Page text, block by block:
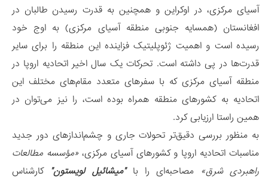
آسیای مرکزی، در اوکراین و همچنین به قدرت رسیدن طالبان در
افغانستان (همسایه جنوبی منطقه آسیای مرکزی) به اوج خود
رسیده است و اهمیت ژئوپلیتیک فزاینده این منطقه را برای سایر
قدرت‌ها در پی داشته است. تحرکات یک سال اخیر اتحادیه اروپا در
منطقه آسیای مرکزی که با سفرهای متعدد مقام‌های مختلف این
اتحادیه به کشورهای منطقه همراه بوده است، را نیز می‌توان در
همین راستا ارزیابی کرد.
به منظور بررسی دقیق‌تر تحولات جاری و چشم‌اندازهای دور جدید
مناسبات اتحادیه اروپا و کشورهای آسیای مرکزی،«مؤسسه مطالعات
راهبردی شرق» مصاحبه‌ای را با"میشائیل لویستون" کارشناس